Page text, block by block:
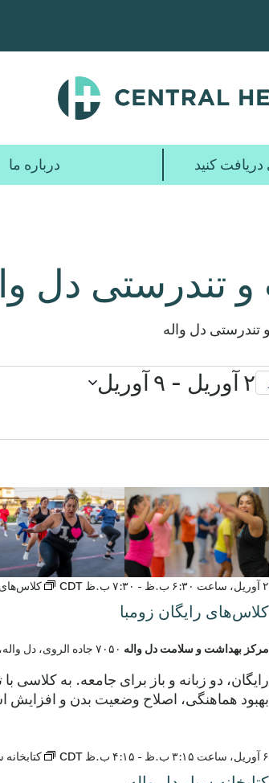
کنید درباره ما
تندرستی دل
دل واله
۲ آوریل - ۹ آوریل
انتخاب
کلاس‌های رایگان زومبا
۲ آوریل، ساعت ۶:۳۰ ب.ظ - ۷:۳۰ ب.ظ CDT کلاس‌های
مرکز بهداشت و سلامت دل واله ۷۰۵۰ جاده الروی، دل واله، تگزاس، ایالات متحده
رایگان، دو زبانه و باز برای جامعه. به کلاسی
بهبود هماهنگی، اصلاح وضعیت بدن و
۶ آوریل، ساعت ۳:۱۵ ب.ظ - ۴:۱۵ ب.ظ CDT